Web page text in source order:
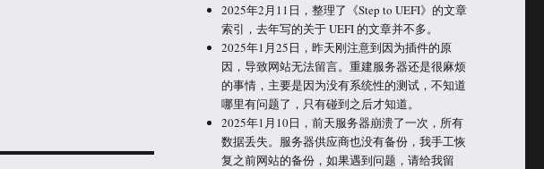
2025年2月11日，整理了《Step to UEFI》的文章
索引，去年写的关于 UEFI 的文章并不多。
2025年1月25日，昨天刚注意到因为插件的原
因，导致网站无法留言。重建服务器还是很麻烦
的事情，主要是因为没有系统性的测试，不知道
哪里有问题了，只有碰到之后才知道。
2025年1月10日，前天服务器崩溃了一次，所有
数据丢失。服务器供应商也没有备份，我手工恢
复之前网站的备份，如果遇到问题，请给我留